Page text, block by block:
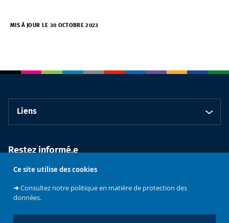
Ce site utilise des cookies
➜Consultez notre politique en matière de protection des
données.
MIS À JOUR LE 30 OCTOBRE 2023
Liens
Restez informé.e